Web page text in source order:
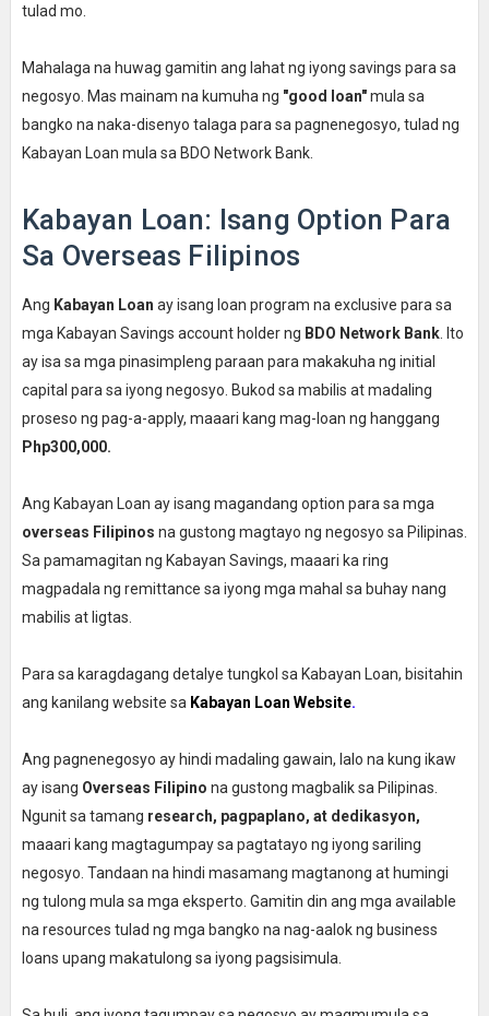
tulad mo.
Mahalaga na huwag gamitin ang lahat ng iyong savings para sa
negosyo. Mas mainam na kumuha ng "good loan"mula sa
bangko na naka-disenyo talaga para sa pagnenegosyo, tulad ng
Kabayan Loan mula sa BDO Network Bank.
Kabayan Loan: Isang Option Para
Sa Overseas Filipinos
Ang Kabayan Loan ay isang loan program na exclusive para sa
mga Kabayan Savings account holder ng BDO Network Bank. Ito
ay isa sa mga pinasimpleng paraan para makakuha ng initial
capital para sa iyong negosyo. Bukod sa mabilis at madaling
proseso ng pag-a-apply, maaari kang mag-loan ng hanggang
Php300,000.
Ang Kabayan Loan ay isang magandang option para sa mga
overseas Filipinos na gustong magtayo ng negosyo sa Pilipinas.
Sa pamamagitan ng Kabayan Savings, maaari ka ring
magpadala ng remittance sa iyong mga mahal sa buhay nang
mabilis at ligtas.
Para sa karagdagang detalye tungkol sa Kabayan Loan, bisitahin
ang kanilang website sa Kabayan Loan Website.
Ang pagnenegosyo ay hindi madaling gawain, lalo na kung ikaw
ay isang Overseas Filipino na gustong magbalik sa Pilipinas.
Ngunit sa tamang research, pagpaplano, at dedikasyon,
maaari kang magtagumpay sa pagtatayo ng iyong sariling
negosyo. Tandaan na hindi masamang magtanong at humingi
ng tulong mula sa mga eksperto. Gamitin din ang mga available
na resources tulad ng mga bangko na nag-aalok ng business
loans upang makatulong sa iyong pagsisimula.